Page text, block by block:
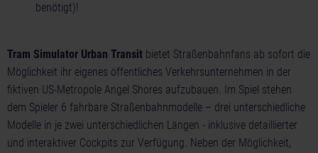
benötigt)!
Tram Simulator Urban Transit bietet Straßenbahnfans ab sofort die
Möglichkeit ihr eigenes öffentliches Verkehrsunternehmen in der
fiktiven US-Metropole Angel Shores aufzubauen. Im Spiel stehen
dem Spieler 6 fahrbare Straßenbahnmodelle – drei unterschiedliche
Modelle in je zwei unterschiedlichen Längen - inklusive detaillierter
und interaktiver Cockpits zur Verfügung. Neben der Möglichkeit,